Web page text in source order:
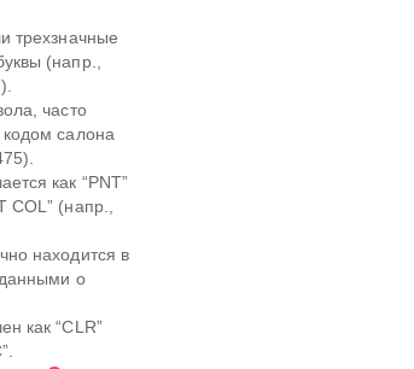
трехзначные
(напр.,
часто
салона
как “PNT”
COL” (напр.,
находится в
о
как “CLR”